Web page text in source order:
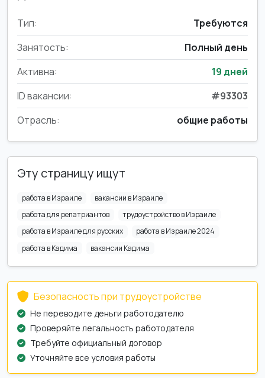
Тип:
Требуются
Занятость:
Полный день
Активна:
19 дней
ID вакансии:
#93303
Отрасль:
общие работы
Эту страницу ищут
работа в Израиле
вакансии в Израиле
работа для репатриантов
трудоустройство в Израиле
работа в Израиле для русских
работа в Израиле 2024
работа в Кадима
вакансии Кадима
Безопасность при трудоустройстве
Не переводите деньги работодателю
Проверяйте легальность работодателя
Требуйте официальный договор
Уточняйте все условия работы